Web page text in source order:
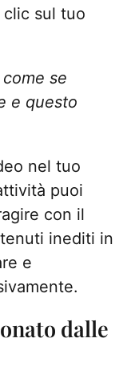
clic sul tuo
se
e questo
nel tuo
puoi
con il
inediti in
e
dalle